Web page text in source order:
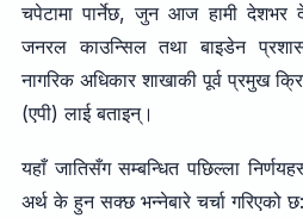
चपेटामा पार्नेछ, जुन आज हामी देशभर
जनरल काउन्सिल तथा बाइडेन
नागरिक अधिकार शाखाकी पूर्व प्रमुख
(एपी) लाई बताइन्।
यहाँ जातिसँग सम्बन्धित पछिल्ला
अर्थ के हुन सक्छ भन्नेबारे चर्चा गरिएको छ: